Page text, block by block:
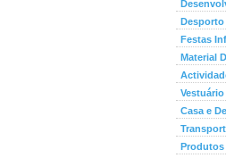
Desporto
Festas
Material
Vestuário
Casa e